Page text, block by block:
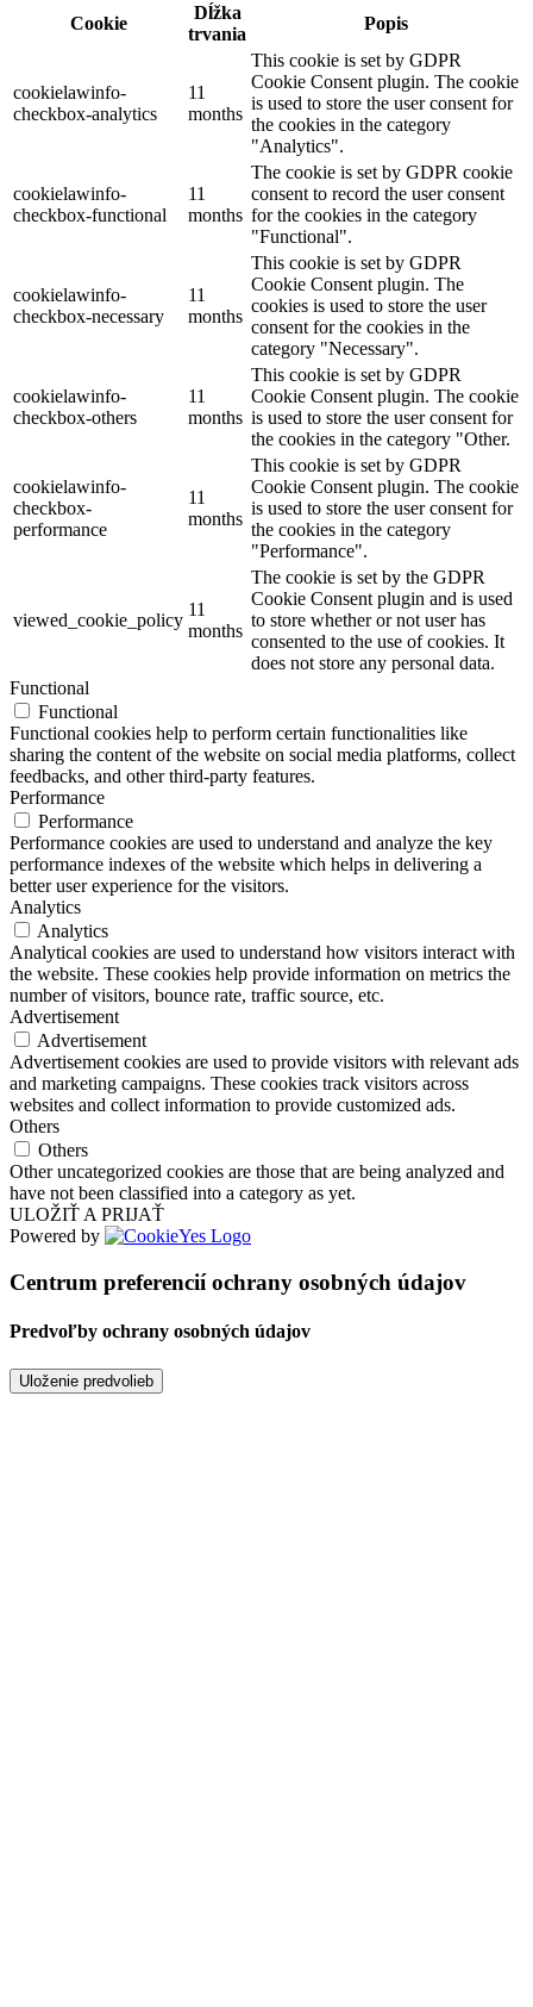
Cookie
Dĺžka
trvania
Popis
cookielawinfo-
checkbox-analytics
11
months
This cookie is set by GDPR
Cookie Consent plugin. The cookie
is used to store the user consent for
the cookies in the category
"Analytics".
cookielawinfo-
checkbox-functional
11
months
The cookie is set by GDPR cookie
consent to record the user consent
for the cookies in the category
"Functional".
cookielawinfo-
checkbox-necessary
11
months
This cookie is set by GDPR
Cookie Consent plugin. The
cookies is used to store the user
consent for the cookies in the
category "Necessary".
cookielawinfo-
checkbox-others
11
months
This cookie is set by GDPR
Cookie Consent plugin. The cookie
is used to store the user consent for
the cookies in the category "Other.
cookielawinfo-
checkbox-
performance
11
months
This cookie is set by GDPR
Cookie Consent plugin. The cookie
is used to store the user consent for
the cookies in the category
"Performance".
viewed_cookie_policy
11
months
The cookie is set by the GDPR
Cookie Consent plugin and is used
to store whether or not user has
consented to the use of cookies. It
does not store any personal data.
Functional
Functional
Functional cookies help to perform certain functionalities like
sharing the content of the website on social media platforms, collect
feedbacks, and other third-party features.
Performance
Performance
Performance cookies are used to understand and analyze the key
performance indexes of the website which helps in delivering a
better user experience for the visitors.
Analytics
Analytics
Analytical cookies are used to understand how visitors interact with
the website. These cookies help provide information on metrics the
number of visitors, bounce rate, traffic source, etc.
Advertisement
Advertisement
Advertisement cookies are used to provide visitors with relevant ads
and marketing campaigns. These cookies track visitors across
websites and collect information to provide customized ads.
Others
Others
Other uncategorized cookies are those that are being analyzed and
have not been classified into a category as yet.
ULOŽIŤ A PRIJAŤ
Powered by
Centrum preferencií ochrany osobných údajov
Predvoľby ochrany osobných údajov